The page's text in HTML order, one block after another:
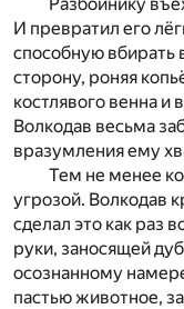
И превратил его
способную вбирать
сторону, роняя
костлявого венна и
Волкодав весьма
вразумления ему хв
Тем не менее
угро­зой. Волкодав
сде­лал это как раз
ру­ки, заносящей
осознан­ному
пастьюжи­вотное,